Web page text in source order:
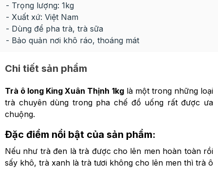
- Trọng lượng: 1kg
- Xuất xứ: Việt Nam
- Dùng để pha trà, trà sữa
- Bảo quản nơi khô ráo, thoáng mát
Chi tiết sản phẩm
Trà ô long King Xuân Thịnh 1kglà một trong những loại
trà chuyên dùng trong pha chế đồ uống rất được ưa
chuộng.
Đặc điểm nổi bật của sản phẩm:
Nếu như trà đen là trà được cho lên men hoàn toàn rồi
sấy khô, trà xanh là trà tươi không cho lên men thì trà ô